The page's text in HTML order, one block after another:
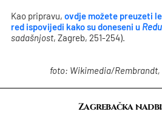
Kao pripravu,ovdje možete preuzeti
red ispovijedi kako su doneseni u
sadašnjost, Zagreb, 251-254).
foto: Wikimedia/
Zagrebačka